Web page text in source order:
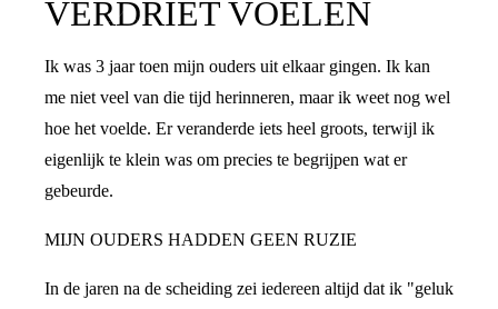
VERDRIET VOELEN
Ik was 3 jaar toen mijn ouders uit elkaar gingen. Ik kan
me niet veel van die tijd herinneren, maar ik weet nog wel
hoe het voelde. Er veranderde iets heel groots, terwijl ik
eigenlijk te klein was om precies te begrijpen wat er
gebeurde.
MIJN OUDERS HADDEN GEEN RUZIE
In de jaren na de scheiding zei iedereen altijd dat ik "geluk